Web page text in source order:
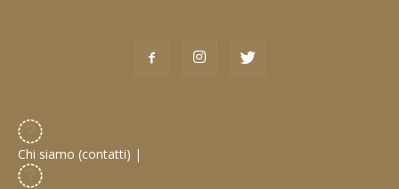
Chi siamo (contatti) |